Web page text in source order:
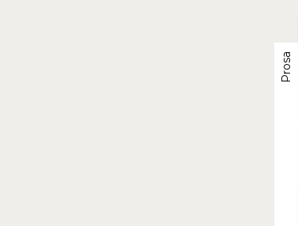
Prosa